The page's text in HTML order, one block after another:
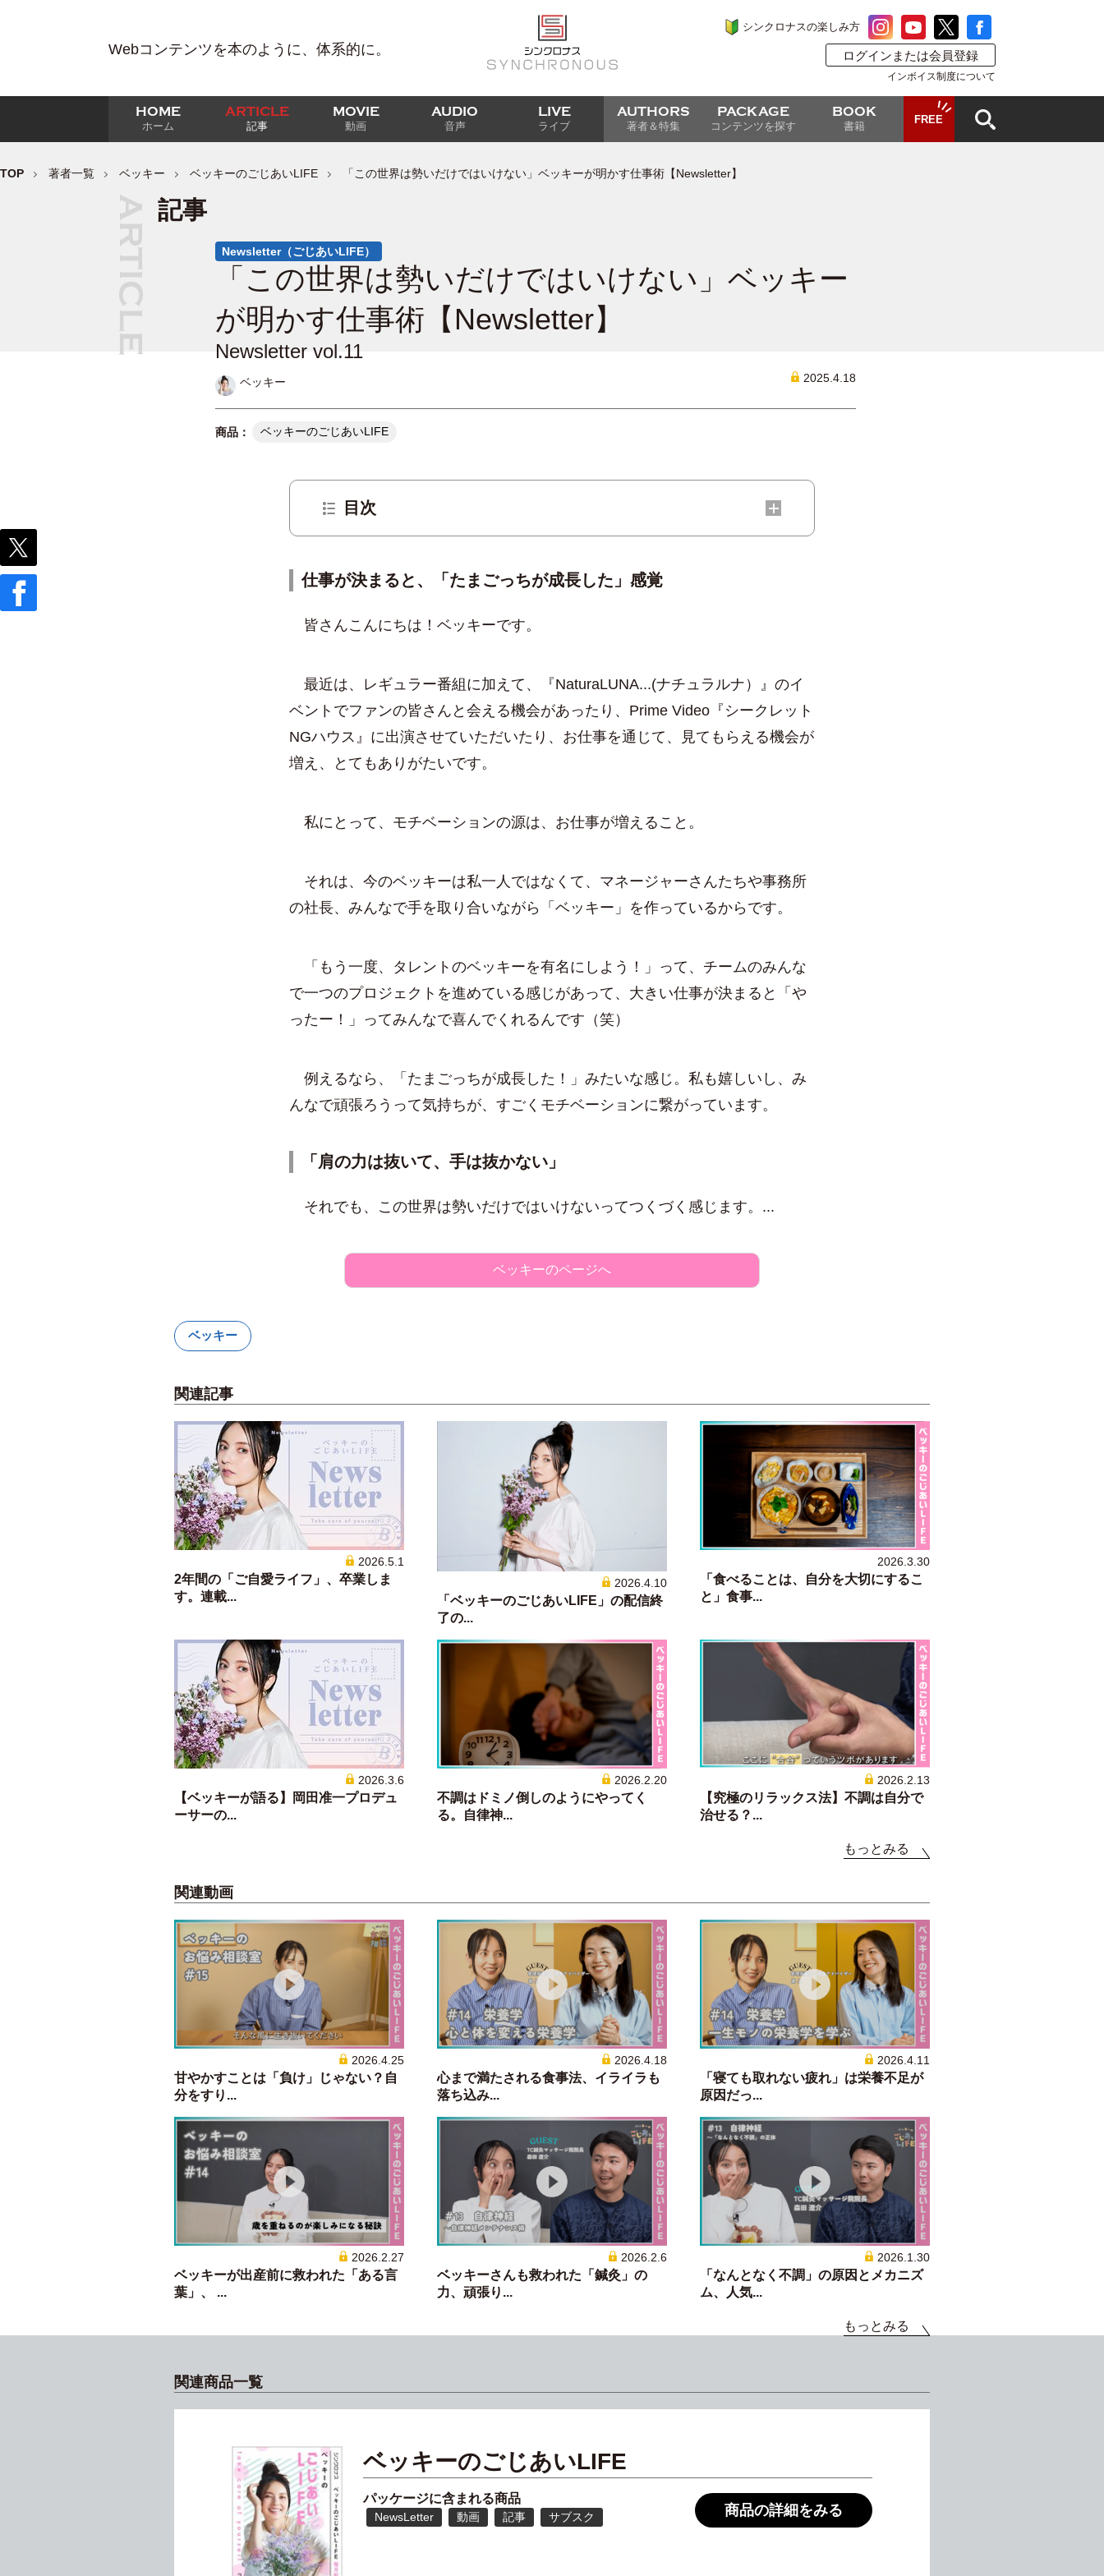
Webコンテンツを本のように、体系的に。
シンクロナスの楽しみ方
ログインまたは会員登録
インボイス制度について
HOME
ホーム
ARTICLE
記事
MOVIE
動画
AUDIO
音声
LIVE
ライブ
AUTHORS
著者＆特集
PACKAGE
コンテンツを探す
BOOK
書籍
FREE
TOP 著者一覧 ベッキー ベッキーのごじあいLIFE 「この世界は勢いだけではいけない」ベッキーが明かす仕事術【Newsletter】
記事
Newsletter（ごじあいLIFE）
「この世界は勢いだけではいけない」ベッキー
が明かす仕事術【Newsletter】
Newsletter vol.11
ベッキー 2025.4.18
ベッキーのごじあいLIFE
目次
「肩の力は抜いて、手は抜かない」
仕事が決まると、「たまごっちが成長した」感覚
皆さんこんにちは！ベッキーです。
最近は、レギュラー番組に加えて、『NaturaLUNA...(ナチュラルナ）』のイ
ベントでファンの皆さんと会える機会があったり、Prime Video『シークレット
NGハウス』に出演させていただいたり、お仕事を通じて、見てもらえる機会が
増え、とてもありがたいです。
私にとって、モチベーションの源は、お仕事が増えること。
それは、今のベッキーは私一人ではなくて、マネージャーさんたちや事務所
の社長、みんなで手を取り合いながら「ベッキー」を作っているからです。
「もう一度、タレントのベッキーを有名にしよう！」って、チームのみんな
で一つのプロジェクトを進めている感じがあって、大きい仕事が決まると「や
ったー！」ってみんなで喜んでくれるんです（笑）
例えるなら、「たまごっちが成長した！」みたいな感じ。私も嬉しいし、み
んなで頑張ろうって気持ちが、すごくモチベーションに繋がっています。
「肩の力は抜いて、手は抜かない」
それでも、この世界は勢いだけではいけないってつくづく感じます。...
ベッキーのページへ
ベッキー
関連記事
2026.5.1
2年間の「ご自愛ライフ」、卒業しま
す。連載...
2026.4.10
「ベッキーのごじあいLIFE」の配信終
了の...
2026.3.30
「食べることは、自分を大切にするこ
と」食事...
2026.3.6
【ベッキーが語る】岡田准一プロデュ
ーサーの...
2026.2.20
不調はドミノ倒しのようにやってく
る。自律神...
2026.2.13
【究極のリラックス法】不調は自分で
治せる？...
もっとみる
関連動画
2026.4.25
甘やかすことは「負け」じゃない？自
分をすり...
2026.4.18
心まで満たされる食事法、イライラも
落ち込み...
2026.4.11
「寝ても取れない疲れ」は栄養不足が
原因だっ...
2026.2.27
ベッキーが出産前に救われた「ある言
葉」、 ...
2026.2.6
ベッキーさんも救われた「鍼灸」の
力、頑張り...
2026.1.30
「なんとなく不調」の原因とメカニズ
ム、人気...
もっとみる
関連商品一覧
ベッキーのごじあいLIFE
パッケージに含まれる商品
NewsLetter 動画 記事 サブスク 商品の詳細をみる